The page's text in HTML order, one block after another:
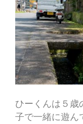
ひーくんは５歳
子で一緒に遊ん